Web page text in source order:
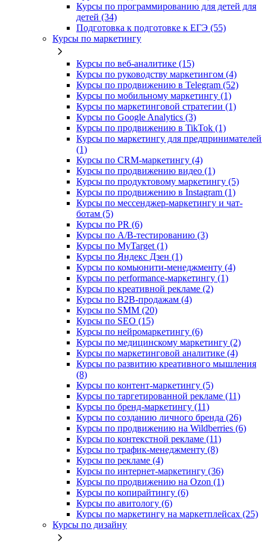
Курсы по программированию для детей для
детей (34)
Подготовка к подготовке к ЕГЭ (55)
Курсы по маркетингу
Курсы по веб-аналитике (15)
Курсы по руководству маркетингом (4)
Курсы по продвижению в Telegram (52)
Курсы по мобильному маркетингу (1)
Курсы по маркетинговой стратегии (1)
Курсы по Google Analytics (3)
Курсы по продвижению в TikTok (1)
Курсы по маркетингу для предпринимателей
(1)
Курсы по CRM-маркетингу (4)
Курсы по продвижению видео (1)
Курсы по продуктовому маркетингу (5)
Курсы по продвижению в Instagram (1)
Курсы по мессенджер-маркетингу и чат-
ботам (5)
Курсы по PR (6)
Курсы по A/B-тестированию (3)
Курсы по MyTarget (1)
Курсы по Яндекс Дзен (1)
Курсы по комьюнити-менеджменту (4)
Курсы по performance-маркетингу (1)
Курсы по креативной рекламе (2)
Курсы по B2B-продажам (4)
Курсы по SMM (20)
Курсы по SEO (15)
Курсы по нейромаркетингу (6)
Курсы по медицинскому маркетингу (2)
Курсы по маркетинговой аналитике (4)
Курсы по развитию креативного мышления
(8)
Курсы по контент-маркетингу (5)
Курсы по таргетированной рекламе (11)
Курсы по бренд-маркетингу (11)
Курсы по созданию личного бренда (26)
Курсы по продвижению на Wildberries (6)
Курсы по контекстной рекламе (11)
Курсы по трафик-менеджменту (8)
Курсы по рекламе (4)
Курсы по интернет-маркетингу (36)
Курсы по продвижению на Ozon (1)
Курсы по копирайтингу (6)
Курсы по авитологу (6)
Курсы по маркетингу на маркетплейсах (25)
Курсы по дизайну